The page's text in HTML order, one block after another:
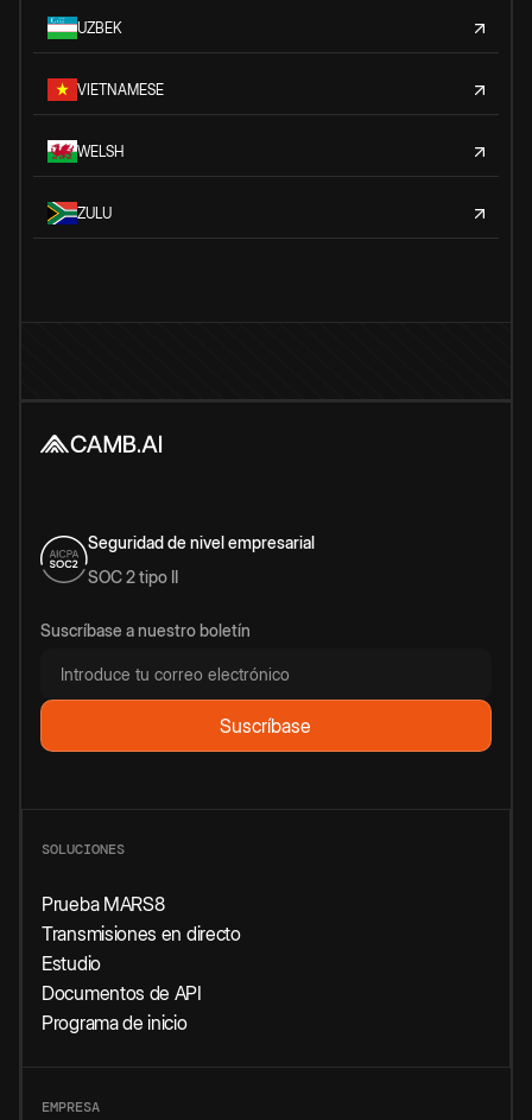
UZBEK
VIETNAMESE
WELSH
ZULU
Seguridad de nivel empresarial
SOC 2 tipo II
Suscríbase a nuestro boletín
SOLUCIONES
Prueba MARS8
Transmisiones en directo
Estudio
Documentos de API
Programa de inicio
EMPRESA